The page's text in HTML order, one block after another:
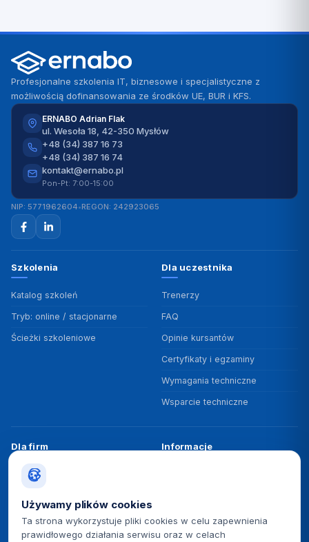
Profesjonalne szkolenia IT, biznesowe i specjalistyczne z
możliwością dofinansowania ze środków UE, BUR i KFS.
ERNABO Adrian Flak
ul. Wesoła 18, 42-350 Mysłów
+48 (34) 387 16 73
+48 (34) 387 16 74
kontakt@ernabo.pl
Pon-Pt: 7:00-15:00
NIP: 5771962604•REGON: 242923065
Szkolenia
Katalog szkoleń
Tryb: online / stacjonarne
Ścieżki szkoleniowe
Dla uczestnika
Trenerzy
FAQ
Opinie kursantów
Certyfikaty i egzaminy
Wymagania techniczne
Wsparcie techniczne
Dla firm
Szkolenia zamknięte
Badanie potrzeb
Rezerwacja terminu
Informacje
Polityka jakości ISO 9001
BUR / PIFS
Używamy plików cookies
Ta strona wykorzystuje pliki cookies w celu zapewnienia
prawidłowego działania serwisu oraz w celach